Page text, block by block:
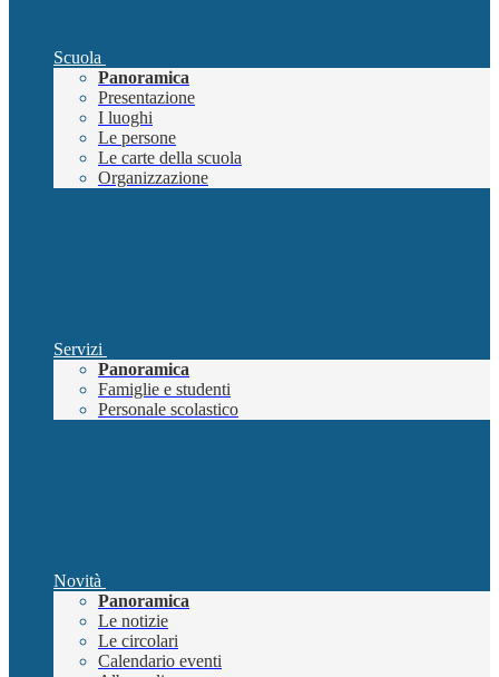
Scuola
Panoramica
Presentazione
I luoghi
Le persone
Le carte della scuola
Organizzazione
Servizi
Panoramica
Famiglie e studenti
Personale scolastico
Novità
Panoramica
Le notizie
Le circolari
Calendario eventi